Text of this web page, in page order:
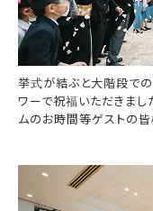
挙式が結ぶと大階段で
ワーで祝福いただきまし
ムのお時間等ゲストの皆